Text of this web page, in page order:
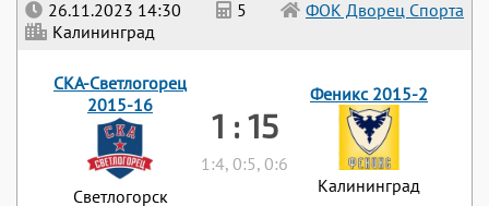
26.11.2023 14:30 5
ФОК Дворец Спорта
Калининград
СКА-Светлогорец
2015-16
Светлогорск
1 : 15
1:4, 0:5, 0:6
Феникс 2015-2
Калининград